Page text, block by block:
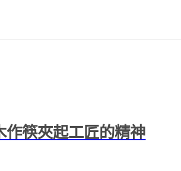
作筷夾起工匠的精神